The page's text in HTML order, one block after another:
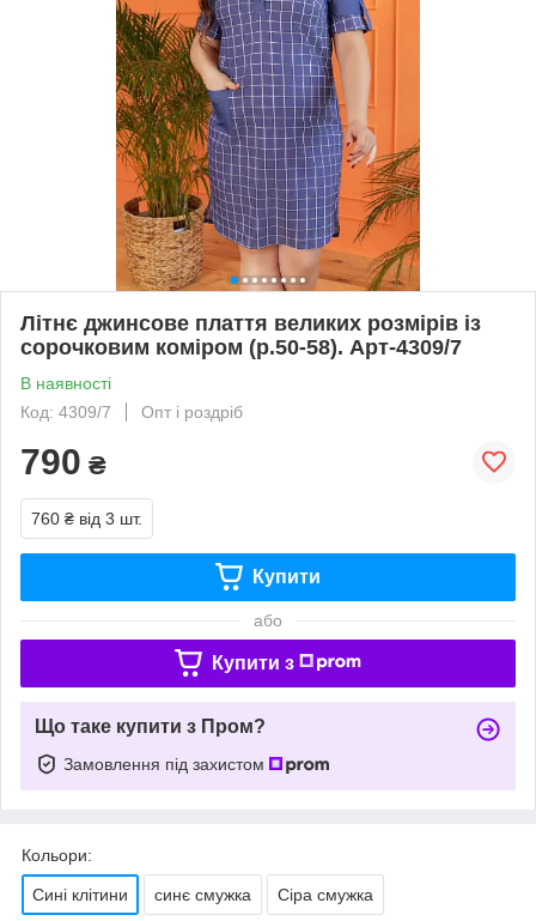
Літнє джинсове плаття великих розмірів із
сорочковим коміром (р.50-58). Арт-4309/7
В наявності
Код: 4309/7
Опт і роздріб
790 ₴
760 ₴ від 3 шт.
Купити
або
Купити з
Що таке купити з Пром?
Замовлення під захистом
Кольори:
Сині клітини синє смужка Сіра смужка